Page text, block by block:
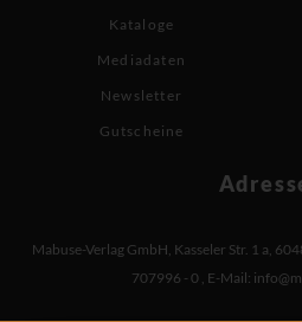
Kataloge
Mediadaten
Newsletter
Gutscheine
Mabuse-Verlag GmbH, Kasseler Str. 1 a,
707996 - 0 , E-Mail: